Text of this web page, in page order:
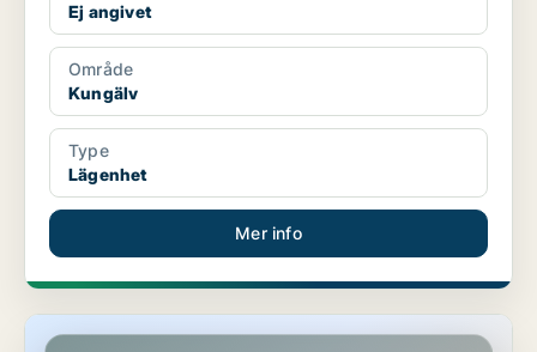
Ej angivet
Område
Kungälv
Type
Lägenhet
Mer info
Rum i Kungälv